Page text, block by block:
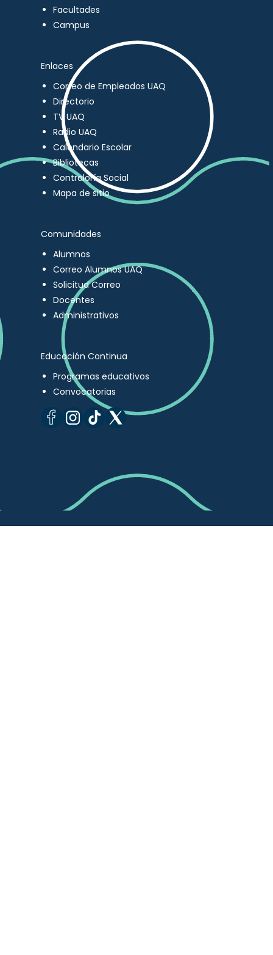
Facultades
Campus
Enlaces
Correo de Empleados UAQ
Directorio
TV UAQ
Radio UAQ
Calendario Escolar
Bibliotecas
Contraloría Social
Mapa de sitio
Comunidades
Alumnos
Correo Alumnos UAQ
Solicitud Correo
Docentes
Administrativos
Educación Continua
Programas educativos
Convocatorias